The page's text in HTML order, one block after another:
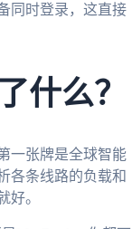
同时登录，这直接
什么？
一张牌是全球智能
各条线路的负载和
好。